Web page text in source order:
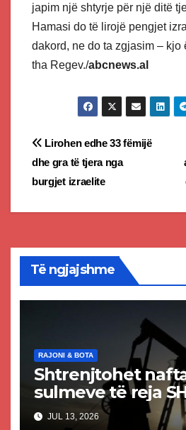
japim një shtyrje për një ditë
Hamasi do të lirojë pengjet
dakord, ne do ta zgjasim – kjo
tha Regev./abcnews.al
Post
navigation
Lirohen edhe 33 fëmijë
dhe gra të tjera nga
burgjet izraelite
Të ngjajshme
RAJONI & BOTA
Shtrenjtohet
sulmeve të reja
JUL 13, 2026